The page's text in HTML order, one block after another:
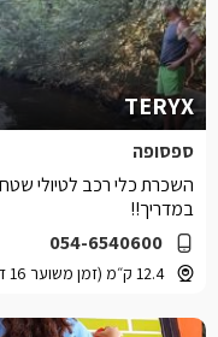
TERYX
ספסופה
054-6540600
12.4 ק״מ (זמן משוער 16 דקות)
השכרת כלי רכב לטיולי
במדריך!!